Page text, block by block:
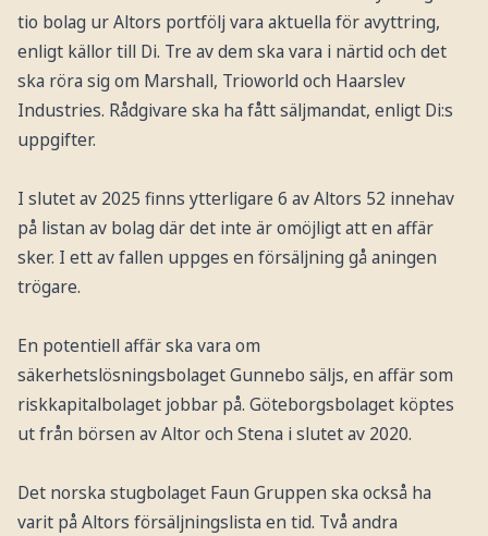
tio bolag ur Altors portfölj vara aktuella för avyttring,
enligt källor till Di. Tre av dem ska vara i närtid och det
ska röra sig om Marshall, Trioworld och Haarslev
Industries. Rådgivare ska ha fått säljmandat, enligt Di:s
uppgifter.
I slutet av 2025 finns ytterligare 6 av Altors 52 innehav
på listan av bolag där det inte är omöjligt att en affär
sker. I ett av fallen uppges en försäljning gå aningen
trögare.
En potentiell affär ska vara om
säkerhetslösningsbolaget Gunnebo säljs, en affär som
riskkapitalbolaget jobbar på. Göteborgsbolaget köptes
ut från börsen av Altor och Stena i slutet av 2020.
Det norska stugbolaget Faun Gruppen ska också ha
varit på Altors försäljningslista en tid. Två andra